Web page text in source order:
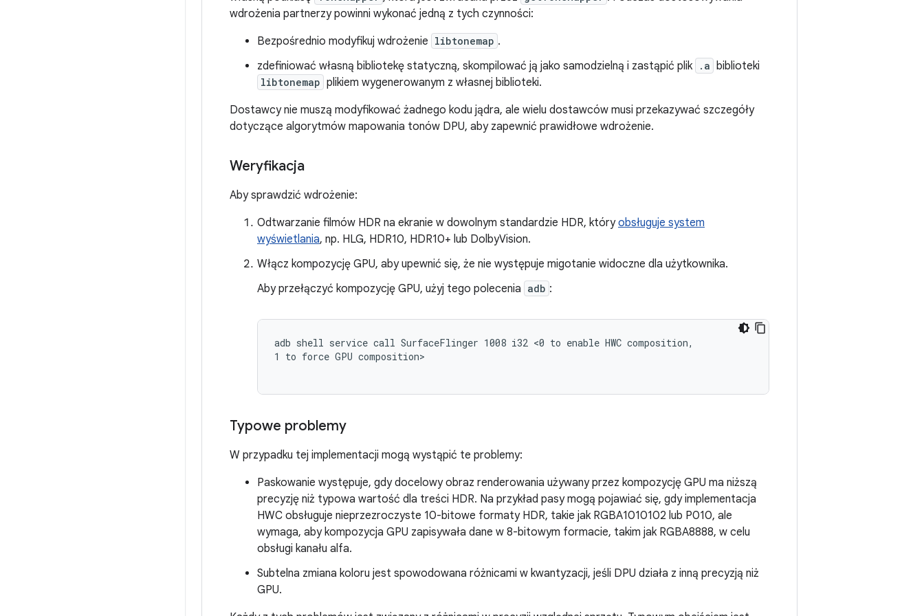
wdrożenia partnerzy powinni wykonać jedną z tych czynności:
Bezpośrednio modyfikuj wdrożenie libtonemap .
zdefiniować własną bibliotekę statyczną, skompilować ją jako samodzielną i zastąpić plik
.a biblioteki
libtonemap plikiem wygenerowanym z własnej biblioteki.
Dostawcy nie muszą modyfikować żadnego kodu jądra, ale wielu dostawców musi przekazywać szczegóły
dotyczące algorytmów mapowania tonów DPU, aby zapewnić prawidłowe wdrożenie.
Weryfikacja
Aby sprawdzić wdrożenie:
Odtwarzanie filmów HDR na ekranie w dowolnym standardzie HDR, któryobsługuje system
wyświetlania, np. HLG, HDR10, HDR10+ lub DolbyVision.
Włącz kompozycję GPU, aby upewnić się, że nie występuje migotanie widoczne dla użytkownika.
Aby przełączyć kompozycję GPU, użyj tego polecenia adb :
adb shell service call SurfaceFlinger 1008 i32 <0 to enable HWC composition,
1 to force GPU composition>
Typowe problemy
W przypadku tej implementacji mogą wystąpić te problemy:
Paskowanie występuje, gdy docelowy obraz renderowania używany przez kompozycję GPU ma niższą
precyzję niż typowa wartość dla treści HDR. Na przykład pasy mogą pojawiać się, gdy implementacja
HWC obsługuje nieprzezroczyste 10-bitowe formaty HDR, takie jak RGBA1010102 lub P010, ale
wymaga, aby kompozycja GPU zapisywała dane w 8-bitowym formacie, takim jak RGBA8888, w celu
obsługi kanału alfa.
Subtelna zmiana koloru jest spowodowana różnicami w kwantyzacji, jeśli DPU działa z inną precyzją niż
GPU.